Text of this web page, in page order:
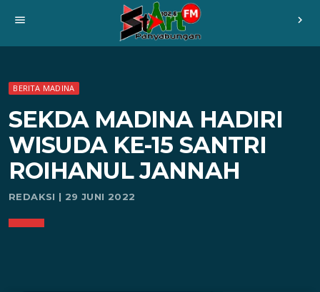
menu chevron_right
BERITA MADINA
SEKDA MADINA HADIRI
WISUDA KE-15 SANTRI
ROIHANUL JANNAH
REDAKSI | 29 JUNI 2022